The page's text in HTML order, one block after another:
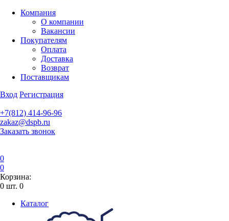
Компания
О компании
Вакансии
Покупателям
Оплата
Доставка
Возврат
Поставщикам
Вход Регистрация
+7(812) 414-96-96
zakaz@dspb.ru
Заказать звонок
0
0
Корзина:
0 шт. 0
Каталог